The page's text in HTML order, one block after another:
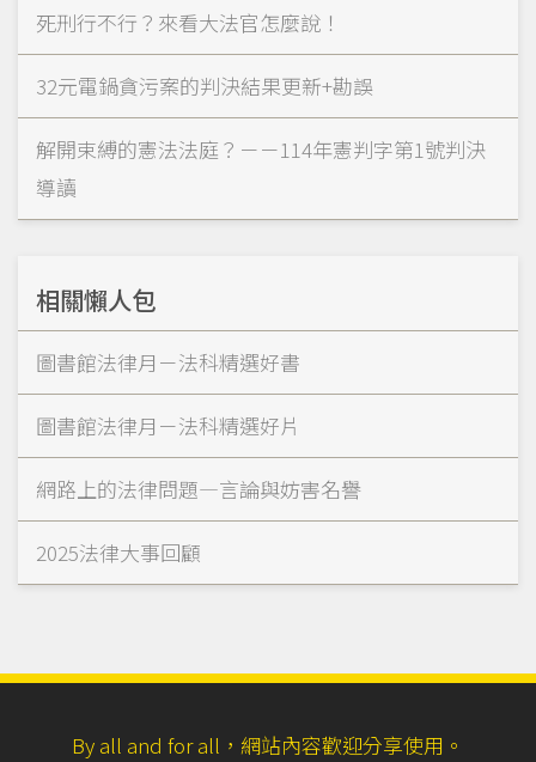
死刑行不行？來看大法官怎麼說！
32元電鍋貪污案的判決結果更新+勘誤
解開束縛的憲法法庭？－－114年憲判字第1號判決
導讀
相關懶人包
圖書館法律月－法科精選好書
圖書館法律月－法科精選好片
網路上的法律問題—言論與妨害名譽
2025法律大事回顧
By all and for all，網站內容歡迎分享使用。